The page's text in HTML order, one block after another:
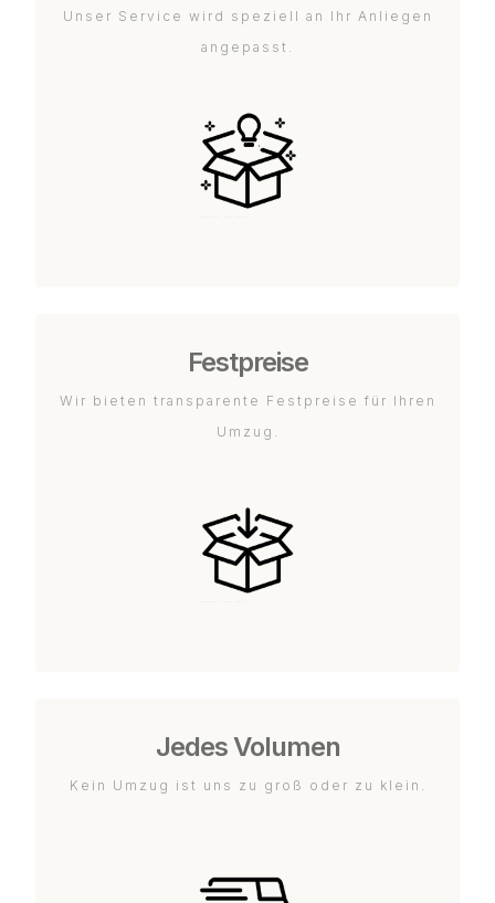
Unser Service wird speziell an Ihr Anliegen
angepasst.
Festpreise
Wir bieten transparente Festpreise für Ihren
Umzug.
Jedes Volumen
Kein Umzug ist uns zu groß oder zu klein.